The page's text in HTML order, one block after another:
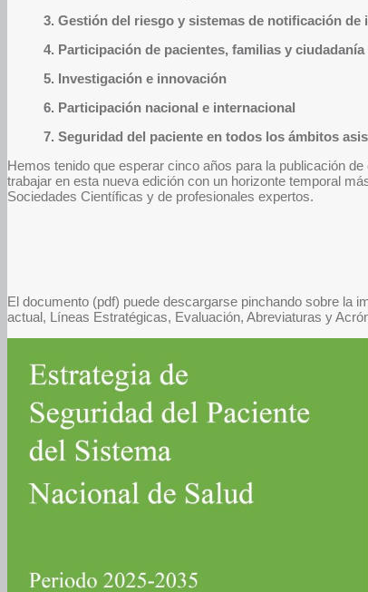
3. Gestión del riesgo y sistemas de notificación de
4. Participación de pacientes, familias y ciudadanía
5. Investigación e innovación
6. Participación nacional e internacional
7. Seguridad del paciente en todos los ámbitos
Hemos tenido que esperar cinco años para la publicación
trabajar en esta nueva edición con un horizonte temporal
Sociedades Científicas y de profesionales expertos.
El documento (pdf) puede descargarse pinchando sobre la
actual, Líneas Estratégicas, Evaluación, Abreviaturas y